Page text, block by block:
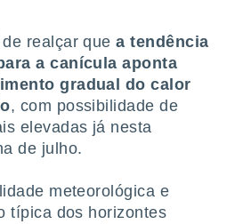
realçar que a tendência
a canícula aponta
gradual do calor
, com possibilidade de
elevadas já nesta
de julho.
meteorológica e
típica dos horizontes